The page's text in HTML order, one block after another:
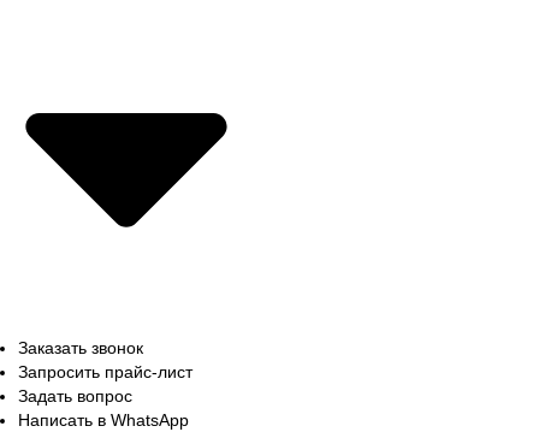
Заказать звонок
Запросить прайс-лист
Задать вопрос
Написать в WhatsApp